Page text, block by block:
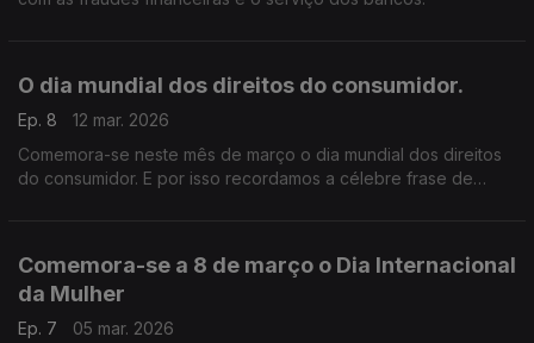
O dia mundial dos direitos do consumidor.
Ep. 8
12 mar. 2026
Comemora-se neste mês de março o dia mundial dos direitos
do consumidor. E por isso recordamos a célebre frase de
Comemora-se a 8 de março o Dia Internacional
da Mulher
Ep. 7
05 mar. 2026